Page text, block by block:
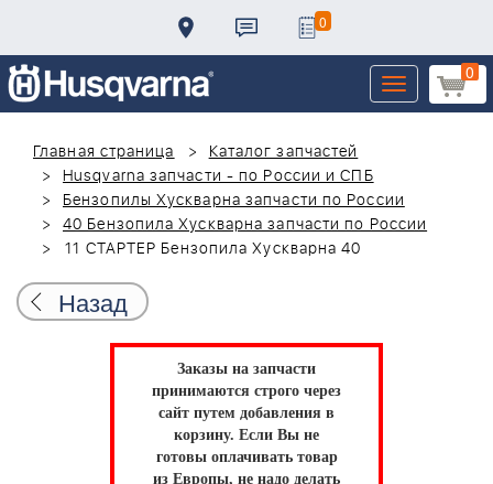
0
0
Toggle
navigation
Главная страница
Каталог запчастей
Husqvarna запчасти - по России и СПБ
Бензопилы Хускварна запчасти по России
40 Бензопила Хускварна запчасти по России
11 СТАРТЕР Бензопила Хускварна 40
Назад
Заказы на запчасти
принимаются строго через
сайт путем добавления в
корзину. Если Вы не
готовы оплачивать товар
из Европы, не надо делать